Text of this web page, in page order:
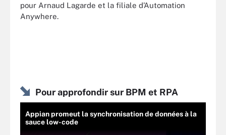
pour Arnaud Lagarde et la filiale d’Automation
Anywhere.
Pour approfondir sur BPM et RPA
Appian promeut la synchronisation de données à la
sauce low-code